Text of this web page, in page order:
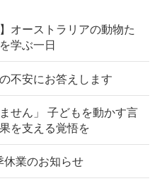
オーストラリアの動物た
学ぶ一日
不安にお答えします
せん」 子どもを動かす言
を支える覚悟を
業のお知らせ